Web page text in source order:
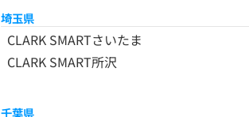
埼玉県
CLARK SMARTさいたま
CLARK SMART所沢
千葉県